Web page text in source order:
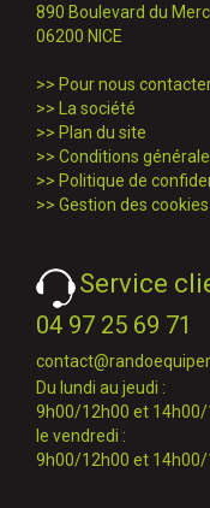
890 Boulevard du
06200 NICE
>> Pour nous
>>
La société
>> Plan du site
>> Conditions
>> Politique de
>> Gestion des cookies
Service
04 97 25 69 71
Du lundi au jeudi :
9h00/12h00 et 14h00/
le vendredi :
9h00/12h00 et 14h00/